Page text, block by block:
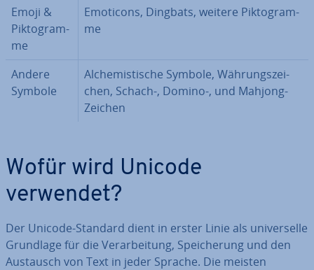
Emoji &
Pik­to­gram­
me
Emoticons, Dingbats, weitere Pik­to­gram­
me
Andere
Symbole
Al­che­mis­ti­sche Symbole, Wäh­rungs­zei­
chen, Schach-, Domino-, und Mahjong-
Zeichen
Wofür wird Unicode
verwendet?
Der Unicode-Standard dient in erster Linie als uni­ver­sel­le
Grundlage für die Ver­ar­bei­tung, Spei­che­rung und den
Austausch von Text in jeder Sprache. Die meisten